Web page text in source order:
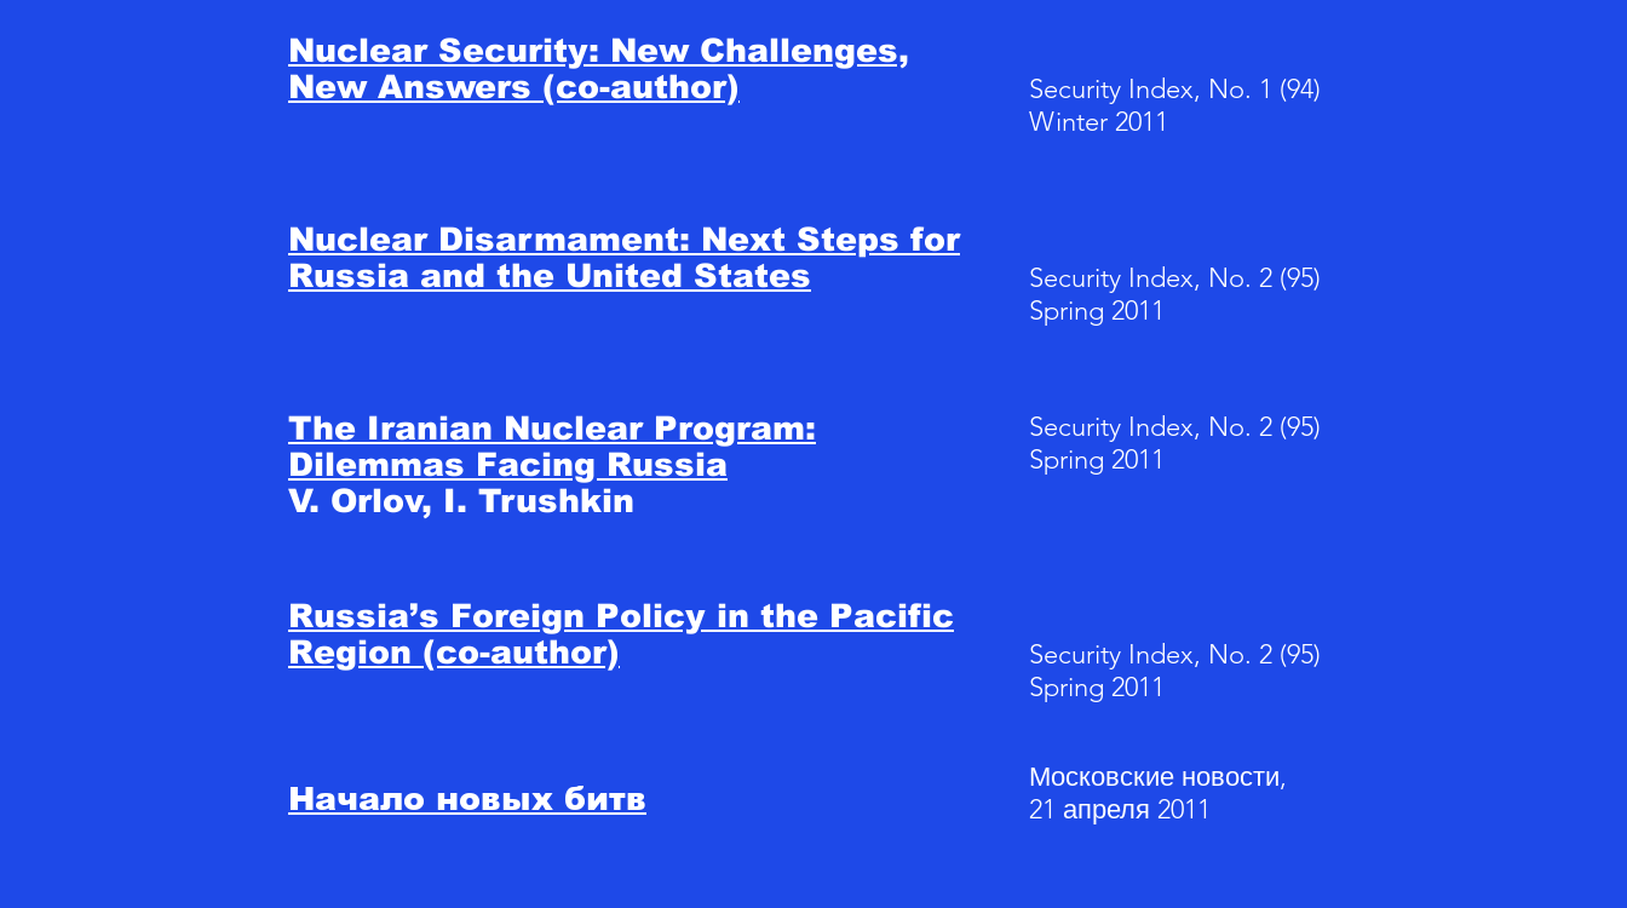
Nuclear Security: New Challenges,
New Answers (co-author)
Security Index, No. 1 (94)
Winter 2011
Nuclear Disarmament: Next Steps for
Russia and the United States
Security Index, No. 2 (95)
Spring 2011
The Iranian Nuclear Program:
Dilemmas Facing Russia
V. Orlov, I. Trushkin
Security Index, No. 2 (95)
Spring 2011
Russia’s Foreign Policy in the Pacific
Region (co-author)
Security Index, No. 2 (95)
Spring 2011
Начало новых битв
Московские новости,
21 апреля 2011